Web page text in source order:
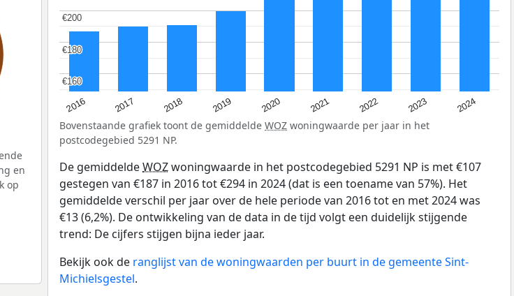
en
op
2016 2017 2018 2019 2020 2021 2022 2023 2024
€160
€160
€180
€180
€200
€200
Bovenstaande grafiek toont de gemiddelde WOZ woningwaarde per jaar in het
postcodegebied 5291 NP.
De gemiddeldeWOZwoningwaarde in het postcodegebied 5291 NP is met €107
gestegen van €187 in 2016 tot €294 in 2024 (dat is een toename van 57%). Het
gemiddelde verschil per jaar over de hele periode van 2016 tot en met 2024 was
€13 (6,2%). De ontwikkeling van de data in de tijd volgt een duidelijk stijgende
trend: De cijfers stijgen bijna ieder jaar.
Bekijk ook de ranglijst van de woningwaarden per buurt in de gemeente Sint-
Michielsgestel.